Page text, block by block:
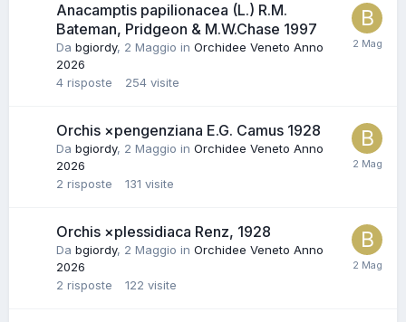
Anacamptis papilionacea (L.) R.M.
Bateman, Pridgeon & M.W.Chase 1997
Da bgiordy, 2 Maggio in Orchidee Veneto Anno
2026
4 risposte 254 visite
Orchis ×pengenziana E.G. Camus 1928
Da bgiordy, 2 Maggio in Orchidee Veneto Anno
2026
2 risposte 131 visite
Orchis ×plessidiaca Renz, 1928
Da bgiordy, 2 Maggio in Orchidee Veneto Anno
2026
2 risposte 122 visite